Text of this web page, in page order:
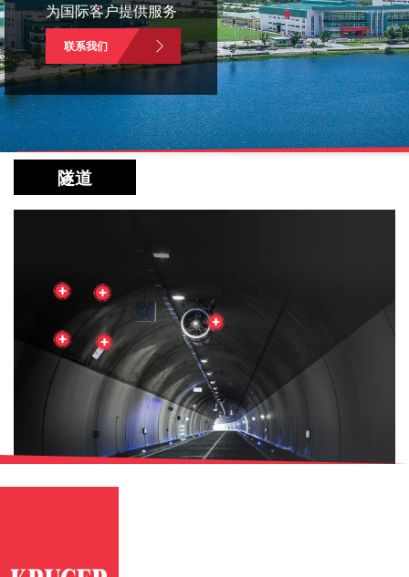
为什么选择科禄格
招聘
联系我们
English | Chinese
为国际客户提供服务
联系我们
隧道